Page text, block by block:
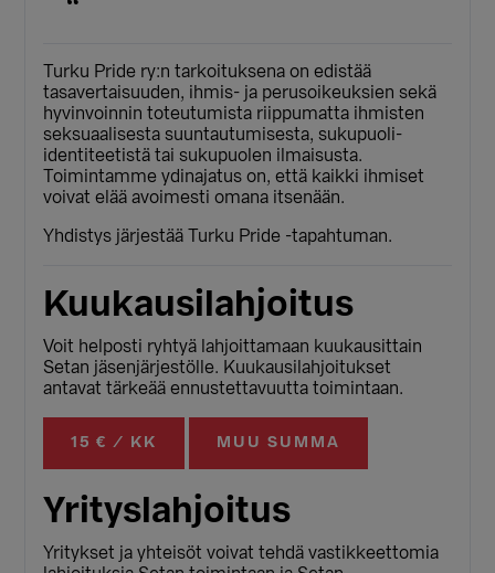
Turku Pride ry:n tarkoituksena on edistää
tasavertaisuuden, ihmis- ja perusoikeuksien sekä
hyvinvoinnin toteutumista riippumatta ihmisten
seksuaalisesta suuntautumisesta, sukupuoli-
identiteetistä tai sukupuolen ilmaisusta.
Toimintamme ydinajatus on, että kaikki ihmiset
voivat elää avoimesti omana itsenään.
Yhdistys järjestää Turku Pride -tapahtuman.
Kuukausilahjoitus
Voit helposti ryhtyä lahjoittamaan kuukausittain
Setan jäsenjärjestölle. Kuukausilahjoitukset
antavat tärkeää ennustettavuutta toimintaan.
15 € / KK MUU SUMMA
Yrityslahjoitus
Yritykset ja yhteisöt voivat tehdä vastikkeettomia